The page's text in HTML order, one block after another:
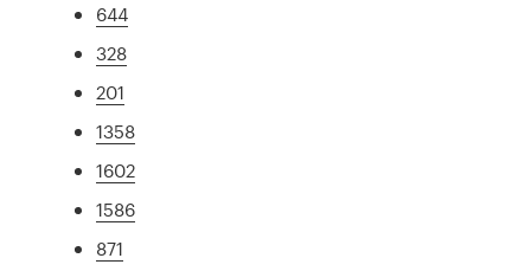
644
328
201
1358
1602
1586
871